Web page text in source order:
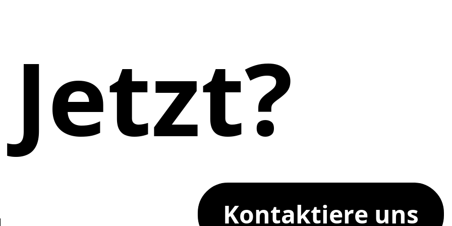
Kontaktiere uns
Kontaktiereuns